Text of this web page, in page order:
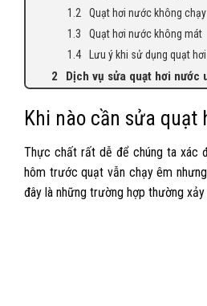
Quạt hơi nước không chạy
Quạt hơi nước không mát
Lưu ý khi sử dụng quạt
Dịch vụ sửa quạt hơi nước
Khi nào cần sửa quạt
Thực chất rất dễ để chúng ta xác
hôm trước quạt vẫn chạy êm
đây là những trường hợp thường